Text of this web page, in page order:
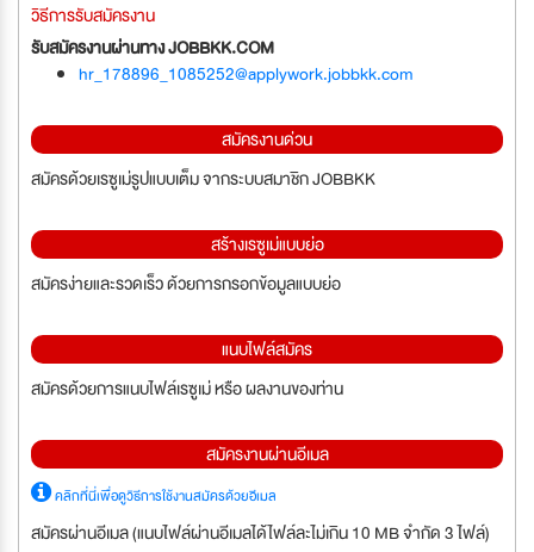
วิธีการรับสมัครงาน
รับสมัครงานผ่านทาง JOBBKK.COM
hr_178896_1085252@applywork.jobbkk.com
สมัครงานด่วน
สมัครด้วยเรซูเม่รูปแบบเต็ม จากระบบสมาชิก JOBBKK
สร้างเรซูเม่แบบย่อ
สมัครง่ายและรวดเร็ว ด้วยการกรอกข้อมูลแบบย่อ
แนบไฟล์สมัคร
สมัครด้วยการแนบไฟล์เรซูเม่ หรือ ผลงานของท่าน
สมัครงานผ่านอีเมล
คลิกที่นี่เพื่อดูวิธีการใช้งานสมัครด้วยอีเมล
สมัครผ่านอีเมล (แนบไฟล์ผ่านอีเมลได้ไฟล์ละไม่เกิน 10 MB จำกัด 3 ไฟล์)